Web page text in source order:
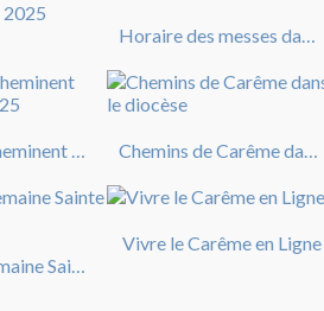
2025
Horaire des messes dans le doyenné
Les enfants cheminent vers Pâques 2025
Chemins de Carême dans le diocèse
Carême et Semaine Sainte en paroisse
Vivre le Carême en Ligne